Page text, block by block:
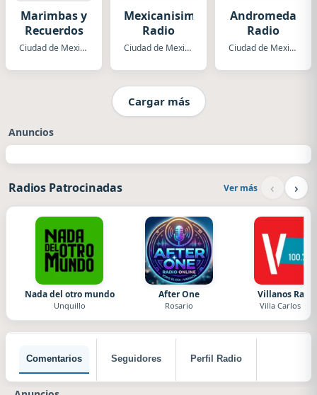
Marimbas y
Recuerdos
Ciudad de Mexico
Mexicanisima
Radio
Ciudad de Mexico
Andromeda
Radio
Ciudad de Mexico
Cargar más
Anuncios
Radios Patrocinadas Ver más ‹ ›
Nada del otro mundo
Unquillo
After One
Rosario
Villanos
Villa Carlos Paz
Comentarios Seguidores Perfil Radio